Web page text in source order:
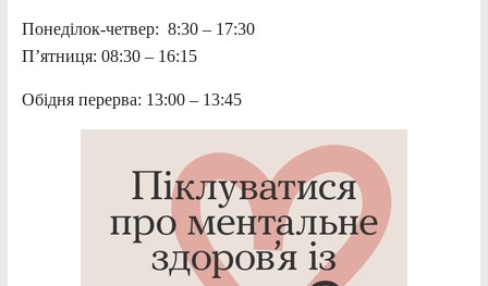
Понеділок-четвер: 8:30 – 17:30
П’ятниця: 08:30 – 16:15
Обідня перерва: 13:00 – 13:45